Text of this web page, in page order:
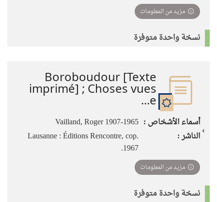
مزيد من المعلومات
نسخة واحدة متوفرة
Boroboudour [Texte
imprimé] ; Choses vues
e...
أسماء الأشخاص : Vailland, Roger 1907-1965
الناشر :
Lausanne : Éditions Rencontre, cop.
1967.
مزيد من المعلومات
نسخة واحدة متوفرة